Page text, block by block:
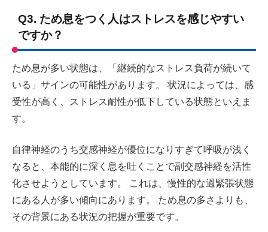
Q3. ため息をつく人はストレスを感じやすい
ですか？
ため息が多い状態は、「継続的なストレス負荷が続いて
いる」サインの可能性があります。 状況によっては、感
受性が高く、ストレス耐性が低下している状態といえま
す。
自律神経のうち交感神経が優位になりすぎて呼吸が浅く
なると、本能的に深く息を吐くことで副交感神経を活性
化させようとしています。 これは、慢性的な過緊張状態
にある人が多い傾向にあります。 ため息の多さよりも、
その背景にある状況の把握が重要です。